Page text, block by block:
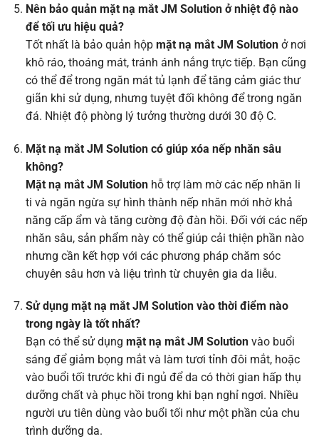
Nên bảo quản mặt nạ mắt JM Solution ở nhiệt độ nào
để tối ưu hiệu quả?
Tốt nhất là bảo quản hộp mặt nạ mắt JM Solutionở nơi
khô ráo, thoáng mát, tránh ánh nắng trực tiếp. Bạn cũng
có thể để trong ngăn mát tủ lạnh để tăng cảm giác thư
giãn khi sử dụng, nhưng tuyệt đối không để trong ngăn
đá. Nhiệt độ phòng lý tưởng thường dưới 30 độ C.
Mặt nạ mắt JM Solution có giúp xóa nếp nhăn sâu
không?
Mặt nạ mắt JM Solutionhỗ trợ làm mờ các nếp nhăn li
ti và ngăn ngừa sự hình thành nếp nhăn mới nhờ khả
năng cấp ẩm và tăng cường độ đàn hồi. Đối với các nếp
nhăn sâu, sản phẩm này có thể giúp cải thiện phần nào
nhưng cần kết hợp với các phương pháp chăm sóc
chuyên sâu hơn và liệu trình từ chuyên gia da liễu.
Sử dụng mặt nạ mắt JM Solution vào thời điểm nào
trong ngày là tốt nhất?
Bạn có thể sử dụng mặt nạ mắt JM Solutionvào buổi
sáng để giảm bọng mắt và làm tươi tỉnh đôi mắt, hoặc
vào buổi tối trước khi đi ngủ để da có thời gian hấp thụ
dưỡng chất và phục hồi trong khi bạn nghỉ ngơi. Nhiều
người ưu tiên dùng vào buổi tối như một phần của chu
trình dưỡng da.